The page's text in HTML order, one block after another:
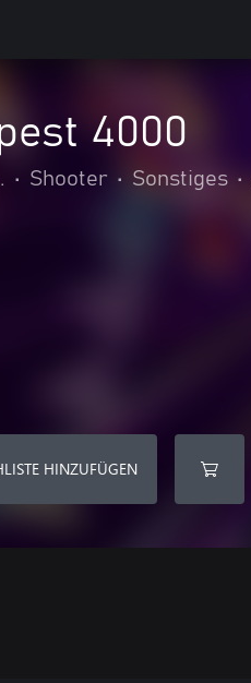
4000
• Shooter • Sonstiges •
HINZUFÜGEN